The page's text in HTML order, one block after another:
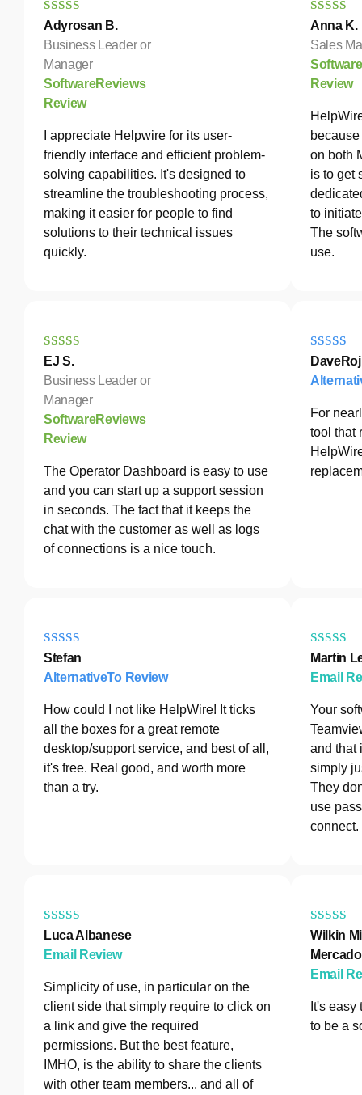
Adyrosan B.
Business Leader or
Manager
SoftwareReviews
Review
I appreciate Helpwire for its user-
friendly interface and efficient problem-
solving capabilities. It's designed to
streamline the troubleshooting process,
making it easier for people to find
solutions to their technical issues
quickly.
Anna K.
Sales
Review
on both
is to get
to
The
use.
EJ S.
Business Leader or
Manager
SoftwareReviews
Review
The Operator Dashboard is easy to use
and you can start up a support session
in seconds. The fact that it keeps the
chat with the customer as well as logs
of connections is a nice touch.
DaveRoj
For
tool that
Stefan
AlternativeTo Review
How could I not like HelpWire! It ticks
all the boxes for a great remote
desktop/support service, and best of all,
it's free. Real good, and worth more
than a try.
Martin
Email
Your
and that
simply
They
use
connect.
Luca Albanese
Email Review
Simplicity of use, in particular on the
client side that simply require to click on
a link and give the required
permissions. But the best feature,
IMHO, is the ability to share the clients
with other team members... and all of
Wilkin
Mercado
Email
It's
to be a